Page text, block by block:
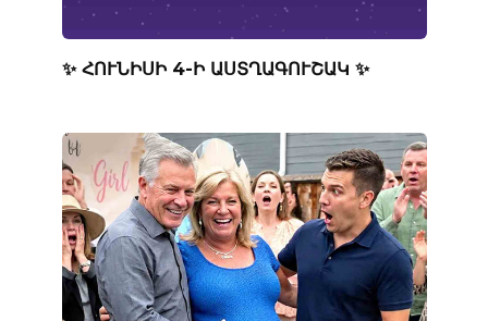
✨ ՀՈՒՆԻՍԻ 4-Ի ԱՍՏՂԱԳՈՒՇԱԿ ✨